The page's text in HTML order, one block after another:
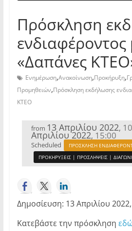
Πρόσκληση
ενδιαφέροντος
«Δαπάνες
Ενημέρωση,Ανακοίνωση,Προκήρυξη,
Προμηθειών,Πρόσκληση εκδήλωσης
ΚΤΕΟ
from 13 Απριλίου 2022,
Απριλίου 2022, 15:00
Scheduled
ΠΡΟΣΚΛΗΣΗ
ΠΡΟΚΗΡΥΞΕΙΣ | ΠΡΟΣΛΗΨΕΙΣ |
Δημοσίευση: 13 Απριλίου
Κατεβάστε την πρόσκληση